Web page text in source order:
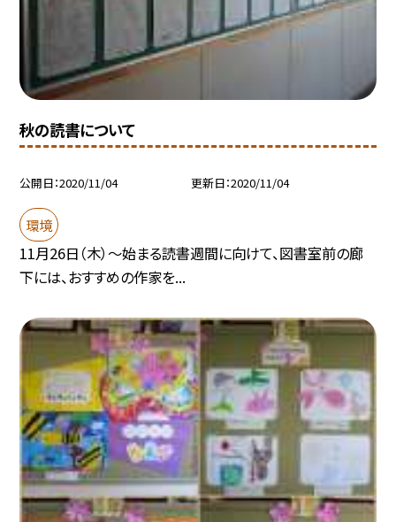
秋の読書について
公開日 2020/11/04 更新日 2020/11/04
環境
11月26日（木）〜始まる読書週間に向けて、図書室前の廊
下には、おすすめの作家を...